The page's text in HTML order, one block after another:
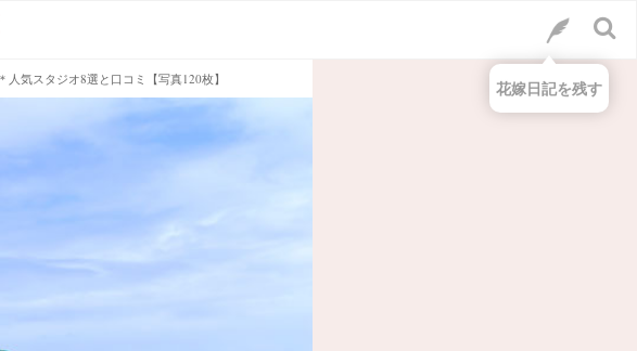
気スタジオ8選と口コミ【写真120枚】 花嫁日記を残す